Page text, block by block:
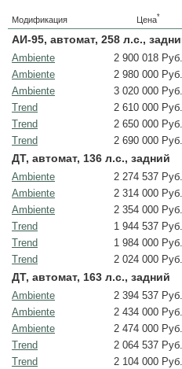
Модификация Цена*
АИ-95, автомат, 258 л.с.,
Ambiente 2 900 018 Руб.
Ambiente
2 980 000 Руб.
Ambiente
3 020 000 Руб.
Trend
2 610 000 Руб.
Trend
2 650 000 Руб.
Trend
2 690 000 Руб.
ДТ, автомат, 136 л.с., задний
Ambiente 2 274 537 Руб.
Ambiente
2 314 000 Руб.
Ambiente
2 354 000 Руб.
Trend
1 944 537 Руб.
Trend
1 984 000 Руб.
Trend
2 024 000 Руб.
ДТ, автомат, 163 л.с., задний
Ambiente 2 394 537 Руб.
Ambiente
2 434 000 Руб.
Ambiente
2 474 000 Руб.
Trend
2 064 537 Руб.
Trend
2 104 000 Руб.